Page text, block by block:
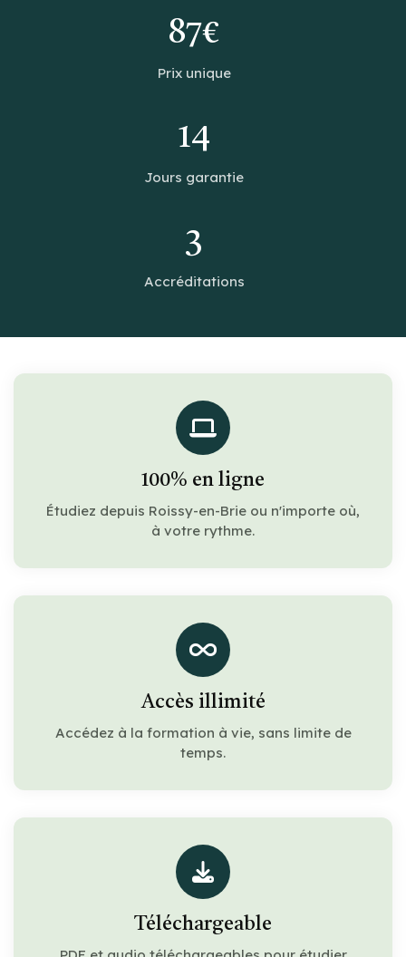
87€
Prix unique
14
Jours garantie
3
Accréditations
100% en ligne
Étudiez depuis Roissy-en-Brie ou n'importe où,
à votre rythme.
Accès illimité
Accédez à la formation à vie, sans limite de
temps.
Téléchargeable